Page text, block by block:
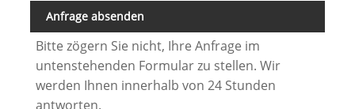
Anfrage absenden
Bitte zögern Sie nicht, Ihre Anfrage im
untenstehenden Formular zu stellen. Wir
werden Ihnen innerhalb von 24 Stunden
antworten.